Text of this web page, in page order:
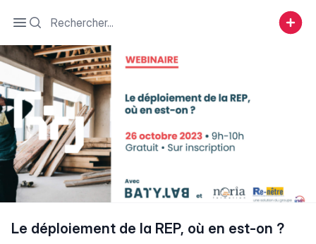
Open sidebar
Search
Le déploiement de la REP, où en est-on ?